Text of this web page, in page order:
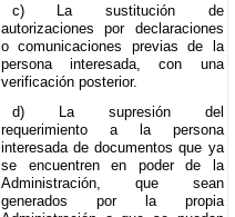
c) La sustitución de
autorizaciones por declaraciones
o comunicaciones previas de la
persona interesada, con una
verificación posterior.
d) La supresión del
requerimiento a la persona
interesada de documentos que ya
se encuentren en poder de la
Administración, que sean
generados por la propia